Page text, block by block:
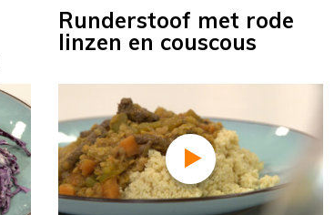
Runderstoof met rode
linzen en couscous